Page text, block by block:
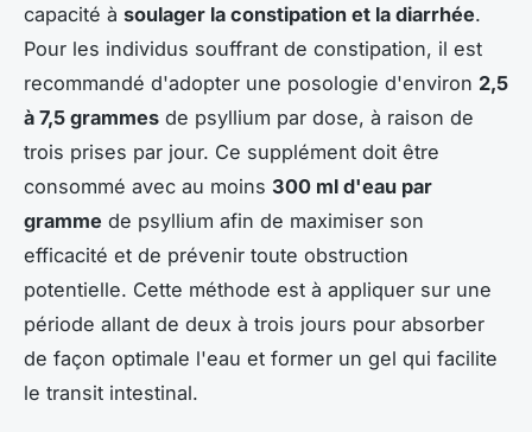
capacité à soulager la constipation et la diarrhée.
Pour les individus souffrant de constipation, il est
recommandé d'adopter une posologie d'environ 2,5
à 7,5 grammes de psyllium par dose, à raison de
trois prises par jour. Ce supplément doit être
consommé avec au moins 300 ml d'eau par
gramme de psyllium afin de maximiser son
efficacité et de prévenir toute obstruction
potentielle. Cette méthode est à appliquer sur une
période allant de deux à trois jours pour absorber
de façon optimale l'eau et former un gel qui facilite
le transit intestinal.